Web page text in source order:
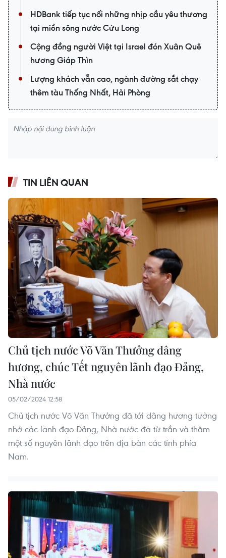
HDBank tiếp tục nối những nhịp cầu yêu thương
tại miền sông nước Cửu Long
Cộng đồng người Việt tại Israel đón Xuân Quê
hương Giáp Thìn
Lượng khách vẫn cao, ngành đường sắt chạy
thêm tàu Thống Nhất, Hải Phòng
TIN LIÊN QUAN
Chủ tịch nước Võ Văn Thưởng dâng
hương, chúc Tết nguyên lãnh đạo Đảng,
Nhà nước
05/02/2024 12:58
Chủ tịch nước Võ Văn Thưởng đã tới dâng hương tưởng
nhớ các lãnh đạo Đảng, Nhà nước đã từ trần và thăm
một số nguyên lãnh đạo trên địa bàn các tỉnh phía
Nam.